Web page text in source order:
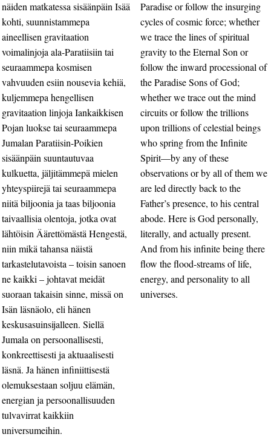
näiden matkatessa sisäänpäin Isää
kohti, suunnistammepa
aineellisen gravitaation
voimalinjoja ala-Paratiisiin tai
seuraammepa kosmisen
vahvuuden esiin nousevia kehiä,
kuljemmepa hengellisen
gravitaation linjoja Iankaikkisen
Pojan luokse tai seuraammepa
Jumalan Paratiisin-Poikien
sisäänpäin suuntautuvaa
kulkuetta, jäljitämmepä mielen
yhteyspiirejä tai seuraammepa
niitä biljoonia ja taas biljoonia
taivaallisia olentoja, jotka ovat
lähtöisin Äärettömästä Hengestä,
niin mikä tahansa näistä
tarkastelutavoista – toisin sanoen
ne kaikki – johtavat meidät
suoraan takaisin sinne, missä on
Isän läsnäolo, eli hänen
keskusasuinsijalleen. Siellä
Jumala on persoonallisesti,
konkreettisesti ja aktuaalisesti
läsnä. Ja hänen infiniittisestä
olemuksestaan soljuu elämän,
energian ja persoonallisuuden
tulvavirrat kaikkiin
universumeihin.
Paradise or follow the insurging
cycles of cosmic force; whether
we trace the lines of spiritual
gravity to the Eternal Son or
follow the inward processional of
the Paradise Sons of God;
whether we trace out the mind
circuits or follow the trillions
upon trillions of celestial beings
who spring from the Infinite
Spirit—by any of these
observations or by all of them we
are led directly back to the
Father’s presence, to his central
abode. Here is God personally,
literally, and actually present.
And from his infinite being there
flow the flood-streams of life,
energy, and personality to all
universes.